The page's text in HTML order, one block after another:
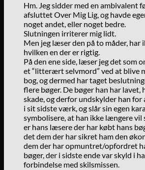
Hm. Jeg sidder med en ambivalent
afsluttet Over Mig Lig, og havde
noget andet, eller noget bedre.
Slutningen irriterer mig lidt.
Men jeg læser den på to måder,
hvilken en der er rigtig.
På den ene side, læser jeg det som
et “litterært selvmord” ved at blive
bog, og dermed har taget
flere bøger. De bøger han har
skade, og derfor undskylder han for
i sit sidste værk, og slår sin egen
symbolisere, at han ikke længere vil
er hans læsere der har købt hans
det dem der har sikret ham den
dem der har opmuntret/opfordret
bøger, der i sidste ende var skyld i
forbindelse med skilsmissen.